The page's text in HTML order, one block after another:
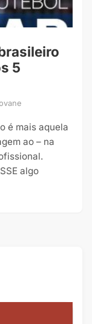
5
é mais aquela
ao – na
algo